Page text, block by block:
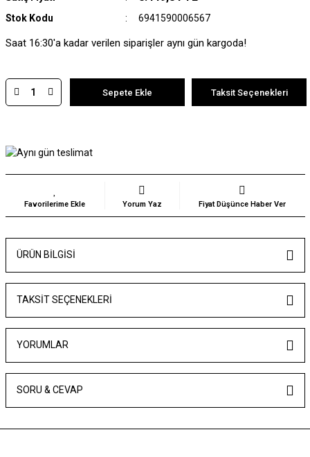
Stok Kodu 6941590006567
Saat 16:30'a kadar verilen siparişler aynı gün kargoda!
Sepete Ekle Taksit Seçenekleri
Yorum Yaz Fiyat Düşünce Haber Ver
ÜRÜN BILGISI
TAKSIT SEÇENEKLERI
YORUMLAR
SORU & CEVAP